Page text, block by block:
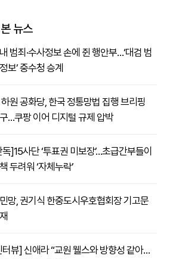
뉴스
범죄·수사정보 손에 쥔 행안부…‘대검 범
보’ 중수청 승계
원 공화당, 한국 정통망법 집행 브리핑
…쿠팡 이어 디지털 규제 압박
독]15사단 ‘투표권 미보장’…초급간부들이
두려워 ‘자체누락’
망, 권기식 한중도시우호협회장 기고문
터뷰] 신애라 “교원 웰스와 방향성 같아…